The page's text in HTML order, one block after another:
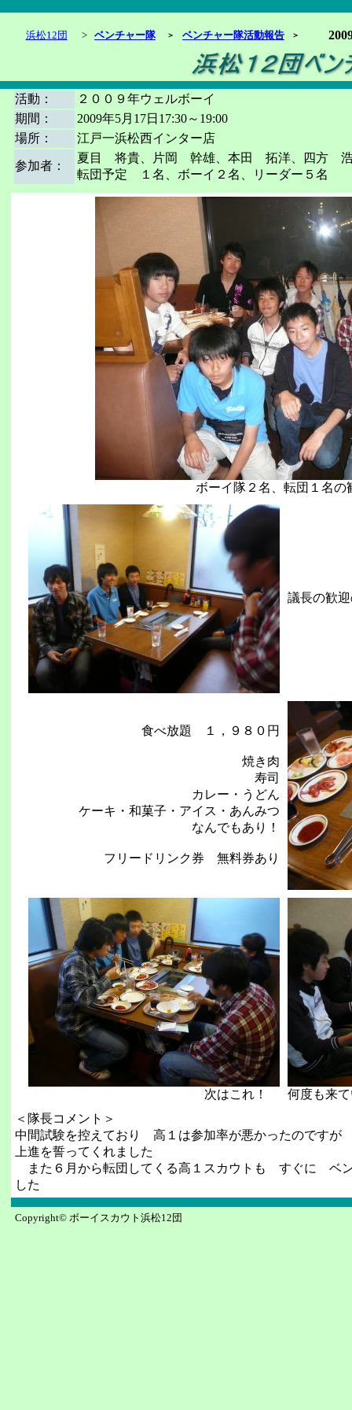
浜松12団 > ベンチャー隊 ＞ ベンチャー隊活動報告 ＞
活動：
２００９年ウェルボーイ
期間：
2009年5月17日17:30～19:00
場所：
江戸一浜松西インター店
参加者：
夏目 将貴、片岡 幹雄、本田 拓洋、四方
転団予定 １名、ボーイ２名、リーダー５名
ボーイ隊２名、転団１名の
議長の歓
食べ放題 １，９８０円
焼き肉
寿司
カレー・うどん
ケーキ・和菓子・アイス・あんみつ
なんでもあり！
フリードリンク券 無料券あり
次はこれ！
何度も来
＜隊長コメント＞
中間試験を控えており 高１は参加率が悪かったのですが
上進を誓ってくれました
また６月から転団してくる高１スカウトも すぐに ベ
した
Copyright© ボーイスカウト浜松12団